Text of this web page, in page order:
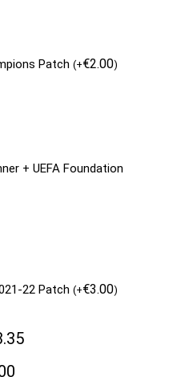
Patch(+€2.00)
+ UEFA Foundation
22 Patch(+€3.00)